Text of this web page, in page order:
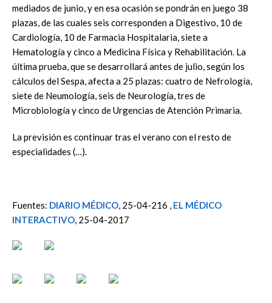
mediados de junio, y en esa ocasión se pondrán en juego 38
plazas, de las cuales seis corresponden a Digestivo, 10 de
Cardiología, 10 de Farmacia Hospitalaria, siete a
Hematología y cinco a Medicina Física y Rehabilitación. La
última prueba, que se desarrollará antes de julio, según los
cálculos del Sespa, afecta a 25 plazas: cuatro de Nefrología,
siete de Neumología, seis de Neurología, tres de
Microbiología y cinco de Urgencias de Atención Primaria.
La previsión es continuar tras el verano con el resto de
especialidades (…).
Fuentes: DIARIO MÉDICO, 25-04-216 , EL MÉDICO
INTERACTIVO, 25-04-2017